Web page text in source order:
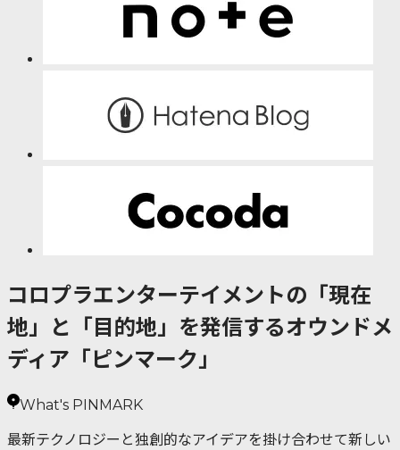
コロプラエンターテイメントの「現在
地」と「目的地」を発信するオウンドメ
ディア「ピンマーク」
What's PINMARK
最新テクノロジーと独創的なアイデアを掛け合わせて新しい